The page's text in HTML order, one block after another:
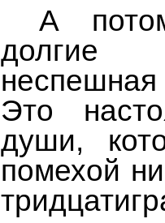
А
долгие
Это
души,
помехой